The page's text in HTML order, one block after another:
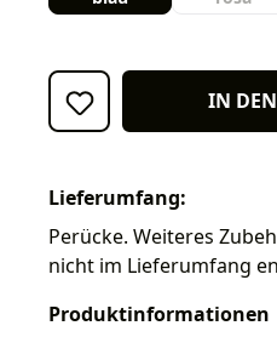
IN
Lieferumfang:
Perücke. Weiteres
nicht im Lieferumfang
Produktinformationen